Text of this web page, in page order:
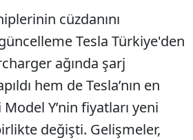
cüzdanını
Tesla Türkiye'den
ağında şarj
hem de Tesla’nın en
Y’nin fiyatları yeni
değişti. Gelişmeler,